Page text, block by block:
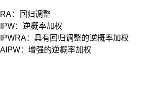
RA：回归调整
IPW：逆概率加权
IPWRA：具有回归调整的逆概率加权
AIPW：增强的逆概率加权